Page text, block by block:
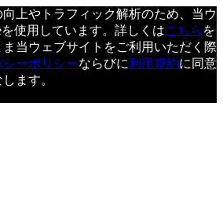
上やトラフィック解析のため、当ウ
使用しています。詳しくはこちら を
当ウェブサイトをご利用いただく際
シーポリシーならびに利用規約に同意
ます。